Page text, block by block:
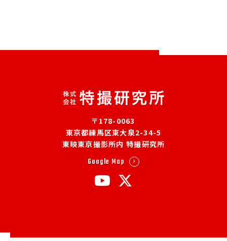
〒178-0063
東京都練馬区東大泉2-34-5
東映東京撮影所内 特撮研究所
Google Map